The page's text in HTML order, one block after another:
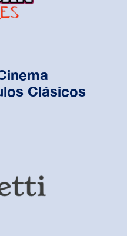
Clásicos